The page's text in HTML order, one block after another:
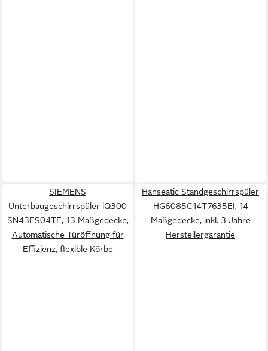
SIEMENS
Unterbaugeschirrspüler iQ300
SN43ES04TE, 13 Maßgedecke,
Automatische Türöffnung für
Effizienz, flexible Körbe
Hanseatic Standgeschirrspüler
HG6085C14T7635EI, 14
Maßgedecke, inkl. 3 Jahre
Herstellergarantie